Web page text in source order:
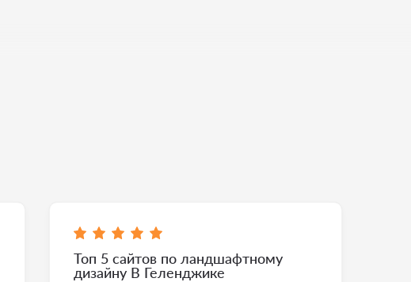
Топ 5 сайтов по ландшафтному
дизайну В Геленджике